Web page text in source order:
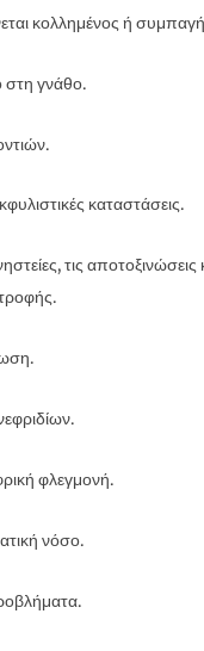
κολλημένος ή
στη γνάθο.
καταστάσεις.
τις αποτοξινώσεις
φλεγμονή.
νόσο.